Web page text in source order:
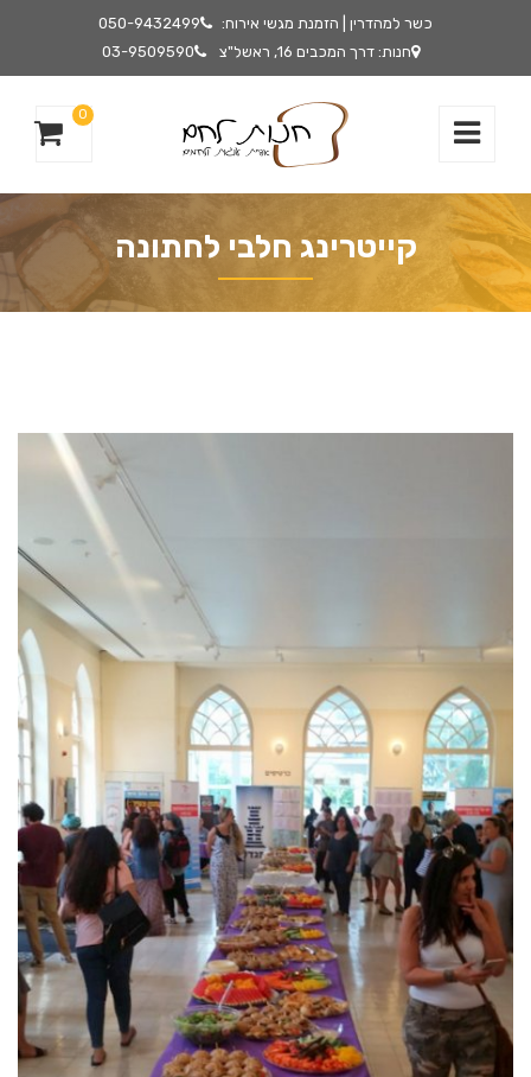
כשר למהדרין | הזמנת מגשי אירוח:
050-9432499
חנות: דרך המכבים 16, ראשל"צ
03-9509590
0
קייטרינג חלבי לחתונה